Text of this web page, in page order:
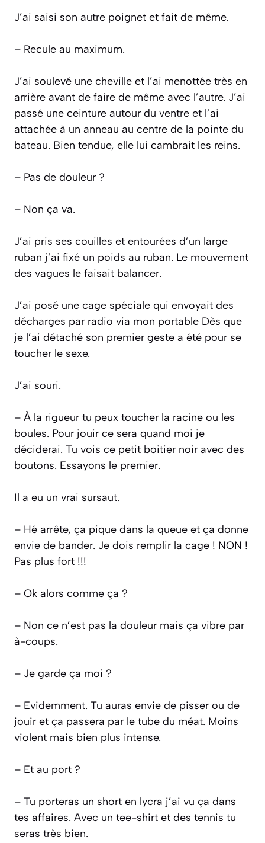
J’ai saisi son autre poignet et fait de même.
– Recule au maximum.
J’ai soulevé une cheville et l’ai menottée très en
arrière avant de faire de même avec l’autre. J’ai
passé une ceinture autour du ventre et l’ai
attachée à un anneau au centre de la pointe du
bateau. Bien tendue, elle lui cambrait les reins.
– Pas de douleur ?
– Non ça va.
J’ai pris ses couilles et entourées d’un large
ruban j’ai fixé un poids au ruban. Le mouvement
des vagues le faisait balancer.
J’ai posé une cage spéciale qui envoyait des
décharges par radio via mon portable Dès que
je l’ai détaché son premier geste a été pour se
toucher le sexe.
J’ai souri.
– À la rigueur tu peux toucher la racine ou les
boules. Pour jouir ce sera quand moi je
déciderai. Tu vois ce petit boitier noir avec des
boutons. Essayons le premier.
Il a eu un vrai sursaut.
– Hé arrête, ça pique dans la queue et ça donne
envie de bander. Je dois remplir la cage ! NON !
Pas plus fort !!!
– Ok alors comme ça ?
– Non ce n’est pas la douleur mais ça vibre par
à-coups.
– Je garde ça moi ?
– Evidemment. Tu auras envie de pisser ou de
jouir et ça passera par le tube du méat. Moins
violent mais bien plus intense.
– Et au port ?
– Tu porteras un short en lycra j’ai vu ça dans
tes affaires. Avec un tee-shirt et des tennis tu
seras très bien.